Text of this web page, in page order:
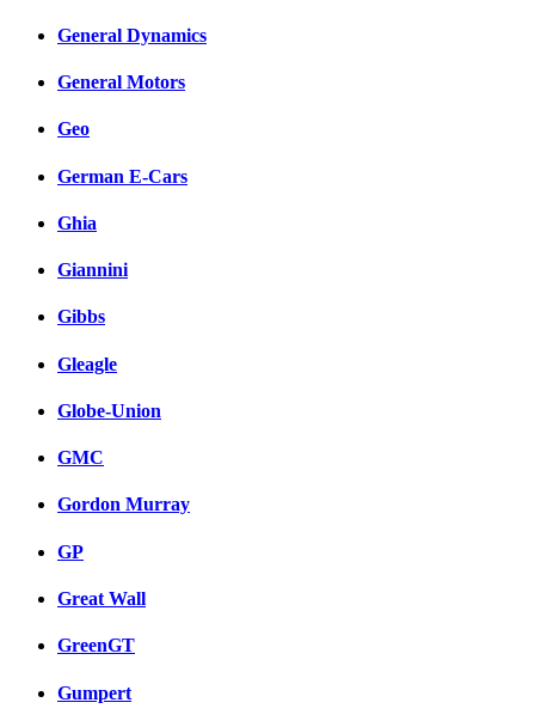
General Dynamics
General Motors
Geo
German E-Cars
Ghia
Giannini
Gibbs
Gleagle
Globe-Union
GMC
Gordon Murray
GP
Great Wall
GreenGT
Gumpert